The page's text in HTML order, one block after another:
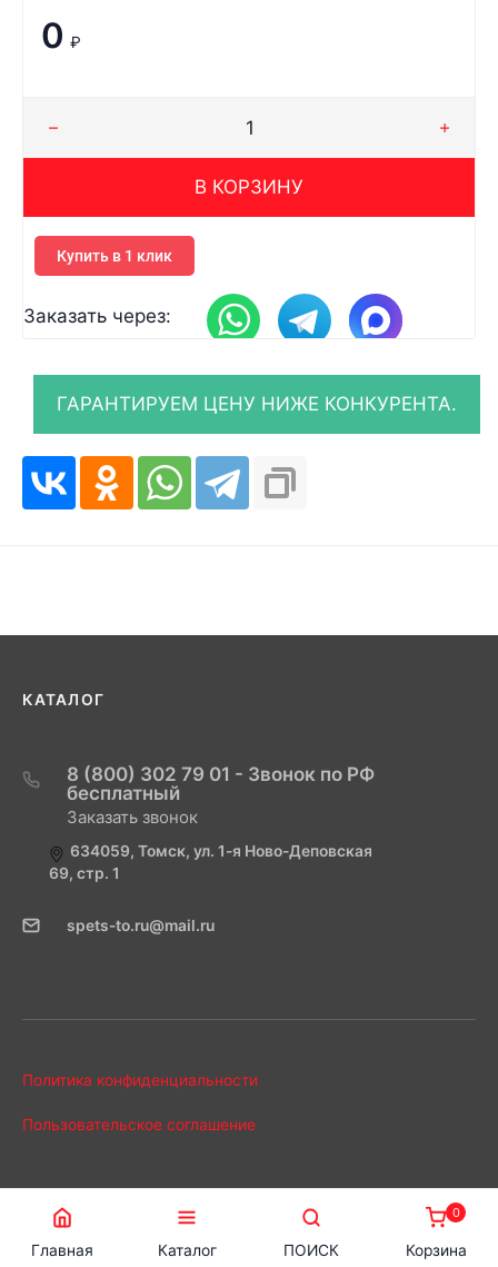
0 ₽
В КОРЗИНУ
Купить в 1 клик
Заказать через:
КАТАЛОГ
8 (800) 302 79 01 - Звонок по РФ
бесплатный
Заказать звонок
634059, Томск, ул. 1-я Ново-Деповская
69, стр. 1
spets-to.ru@mail.ru
Политика конфиденциальности
Пользовательское соглашение
Главная Каталог ПОИСК
0
Корзина